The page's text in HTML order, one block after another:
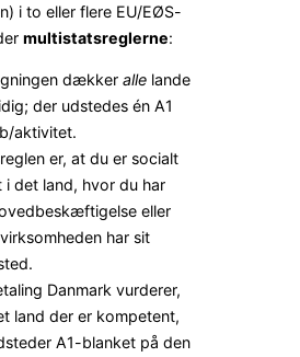
i to eller flere EU/EØS-
multistatsreglerne:
dækker alle lande
der udstedes én A1
aktivitet.
er, at du er socialt
i det land, hvor du har
eller
har sit
Danmark vurderer,
land der er kompetent,
A1-blanket på den